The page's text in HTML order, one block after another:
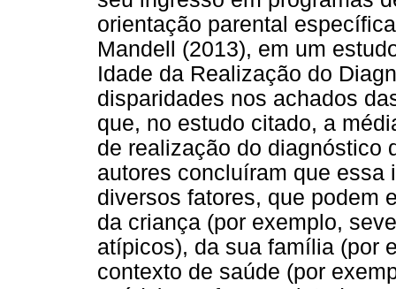
orientação parental
Mandell (2013), em um
Idade da Realização do
disparidades nos achados
que, no estudo citado, a
de realização do diagnóstico
autores concluíram que essa
diversos fatores, que podem
da criança (por exemplo,
atípicos), da sua família (por
contexto de saúde (por